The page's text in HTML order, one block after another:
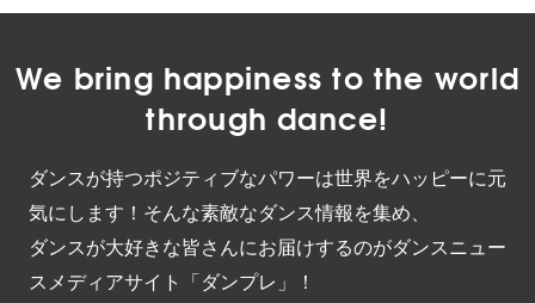
We bring happiness to the world
through dance!
ダンスが持つポジティブなパワーは世界をハッピーに元
気にします！そんな素敵なダンス情報を集め、
ダンスが大好きな皆さんにお届けするのがダンスニュー
スメディアサイト「ダンプレ」！